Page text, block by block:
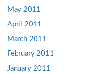
May 2011
April 2011
March 2011
February 2011
January 2011